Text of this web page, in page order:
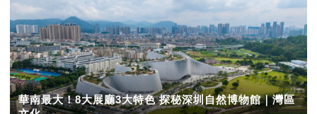
華南最大！8大展廳3大特色 探秘深圳自然博物館｜灣區